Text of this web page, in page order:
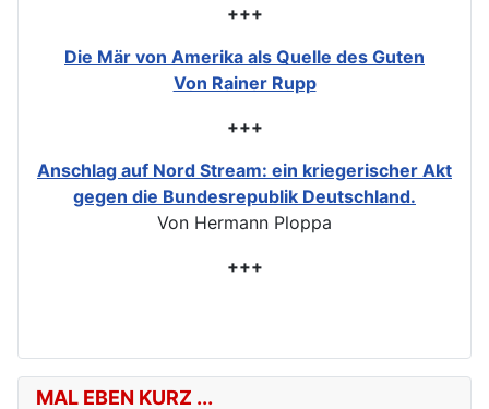
+++
Die Mär von Amerika als Quelle des Guten
Von Rainer Rupp
+++
Anschlag auf Nord Stream: ein kriegerischer Akt
gegen die Bundesrepublik Deutschland.
Von Hermann Ploppa
+++
MAL EBEN KURZ ...